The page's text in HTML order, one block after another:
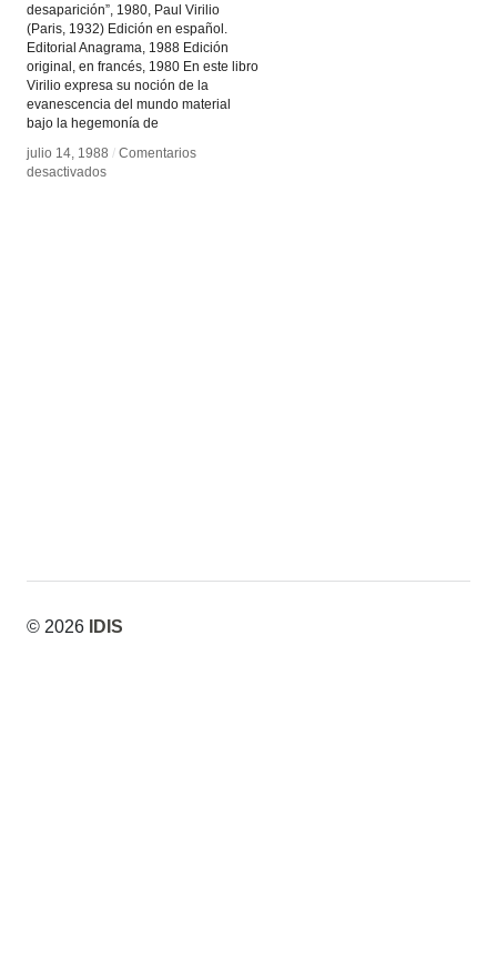
desaparición”, 1980, Paul Virilio
(Paris, 1932) Edición en español.
Editorial Anagrama, 1988 Edición
original, en francés, 1980 En este libro
Virilio expresa su noción de la
evanescencia del mundo material
bajo la hegemonía de
julio 14, 1988 / Comentarios
desactivadosen
julio 14, 1988 / Comentarios
desactivadosen
© 2026 IDIS